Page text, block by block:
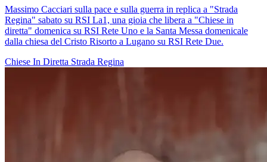
Massimo Cacciari sulla pace e sulla guerra in replica a "Strada
Regina" sabato su RSI La1, una gioia che libera a "Chiese in
diretta" domenica su RSI Rete Uno e la Santa Messa domenicale
dalla chiesa del Cristo Risorto a Lugano su RSI Rete Due.
Chiese In Diretta Strada Regina